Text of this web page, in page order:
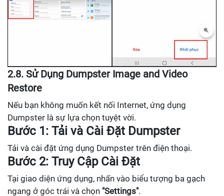
2.8. Sử Dụng Dumpster Image and Video
Restore
Nếu bạn không muốn kết nối Internet, ứng dụng
Dumpster là sự lựa chọn tuyệt vời.
Bước 1: Tải và Cài Đặt Dumpster
Tải và cài đặt ứng dụng Dumpster trên điện thoại.
Bước 2: Truy Cập Cài Đặt
Tại giao diện ứng dụng, nhấn vào biểu tượng ba gạch
ngang ở góc trái và chọn "Settings".